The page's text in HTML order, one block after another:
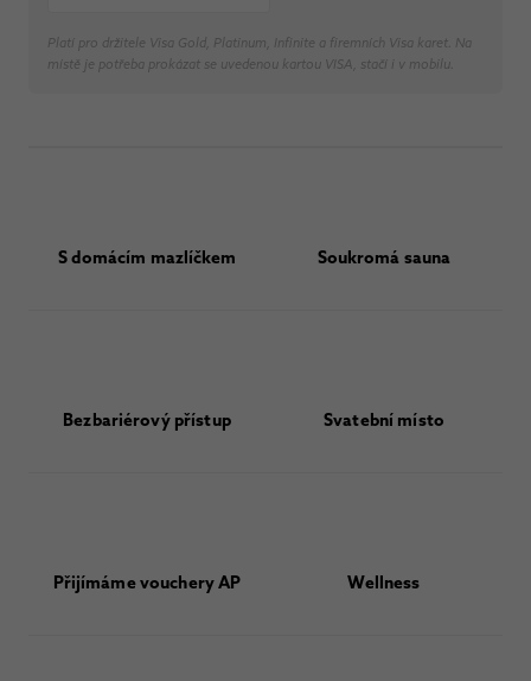
Platí pro držitele Visa Gold, Platinum, Infinite a firemních Visa karet. Na
místě je potřeba prokázat se uvedenou kartou VISA, stačí i v mobilu.
S domácím mazlíčkem Soukromá sauna
Bezbariérový přístup Svatební místo
Přijímáme vouchery AP Wellness